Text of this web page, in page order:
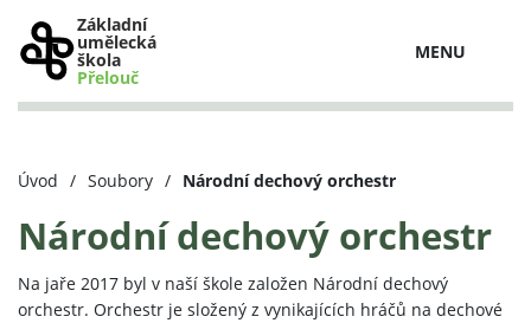
Základní
umělecká
škola
Přelouč
MENU
Úvod / Soubory / Národní dechový orchestr
Národní dechový orchestr
Na jaře 2017 byl v naší škole založen Národní dechový
orchestr. Orchestr je složený z vynikajících hráčů na dechové